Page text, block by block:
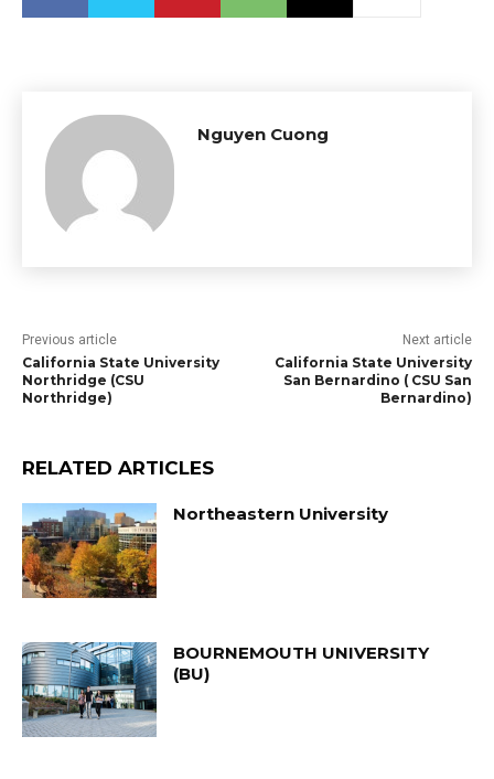
Nguyen Cuong
Previous article
California State University
Northridge (CSU
Northridge)
Next article
California State University
San Bernardino ( CSU San
Bernardino)
RELATED ARTICLES
Northeastern University
BOURNEMOUTH UNIVERSITY
(BU)